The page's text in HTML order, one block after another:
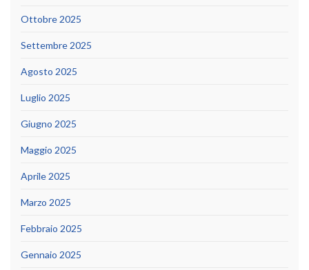
Ottobre 2025
Settembre 2025
Agosto 2025
Luglio 2025
Giugno 2025
Maggio 2025
Aprile 2025
Marzo 2025
Febbraio 2025
Gennaio 2025